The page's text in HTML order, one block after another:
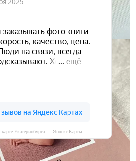
карте Екатеринбурга — Яндекс Карты